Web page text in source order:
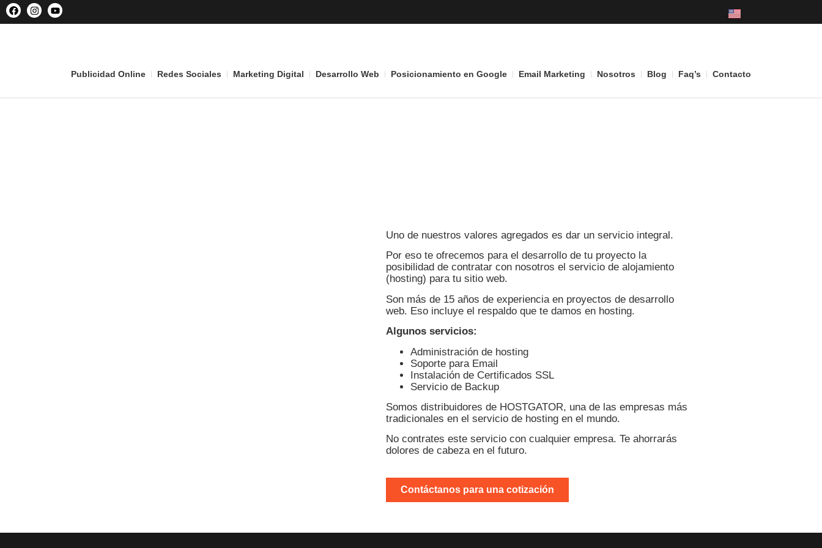
Publicidad Online Redes Sociales Marketing Digital Desarrollo Web Posicionamiento en Google Email Marketing Nosotros Blog Faq’s Contacto
Uno de nuestros valores agregados es dar un servicio integral.
Por eso te ofrecemos para el desarrollo de tu proyecto la
posibilidad de contratar con nosotros el servicio de alojamiento
(hosting) para tu sitio web.
Son más de 15 años de experiencia en proyectos de desarrollo
web. Eso incluye el respaldo que te damos en hosting.
Algunos servicios:
Administración de hosting
Soporte para Email
Instalación de Certificados SSL
Servicio de Backup
Somos distribuidores de HOSTGATOR, una de las empresas más
tradicionales en el servicio de hosting en el mundo.
No contrates este servicio con cualquier empresa. Te ahorrarás
dolores de cabeza en el futuro.
Contáctanos para una cotización